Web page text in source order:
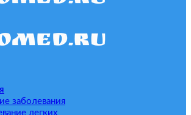
заболевания
легких